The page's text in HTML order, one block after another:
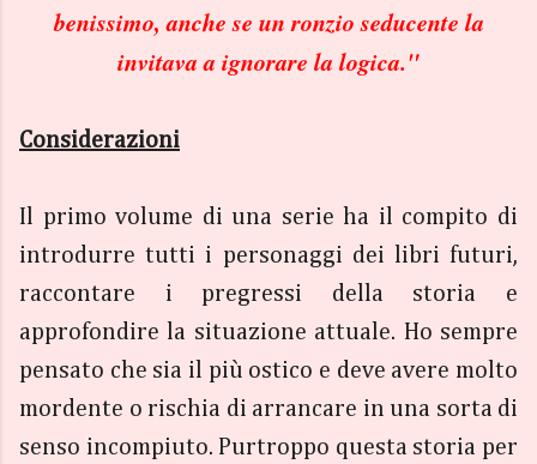
benissimo, anche se un ronzio seducente la
invitava a ignorare la logica."
Considerazioni
Il primo volume di una serie ha il compito di
introdurre tutti i personaggi dei libri futuri,
raccontare i pregressi della storia e
approfondire la situazione attuale. Ho sempre
pensato che sia il più ostico e deve avere molto
mordente o rischia di arrancare in una sorta di
senso incompiuto. Purtroppo questa storia per